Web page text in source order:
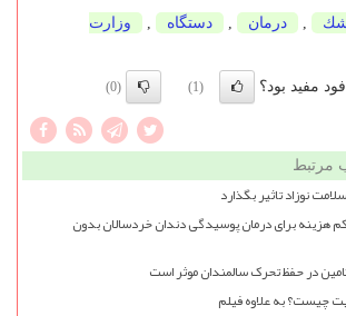
, درمان , دستگاه ,
وزارت
مفید بود؟ (1)
(0)
مرتبط
نوزاد تاثیر بگذارد
هزینه برای درمان پوسیدگی دندان خردسالان بدون
در حفظ تحرک سالمندان موثر است
چیست؟ به علاوه فیلم